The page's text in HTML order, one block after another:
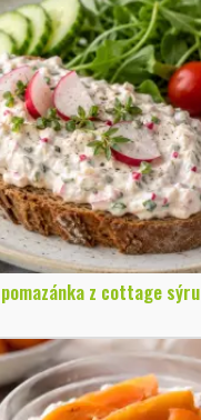
z cottage sýru